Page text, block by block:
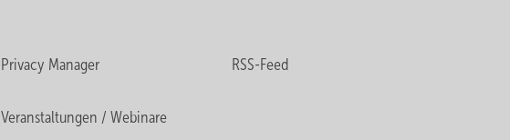
Privacy Manager RSS-Feed
Veranstaltungen / Webinare